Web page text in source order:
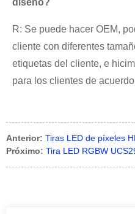
diseño?
R: Se puede hacer OEM,
cliente con diferentes
etiquetas del cliente, e
para los clientes de
Anterior: Tiras LED de píxeles
Próximo: Tira LED RGBW